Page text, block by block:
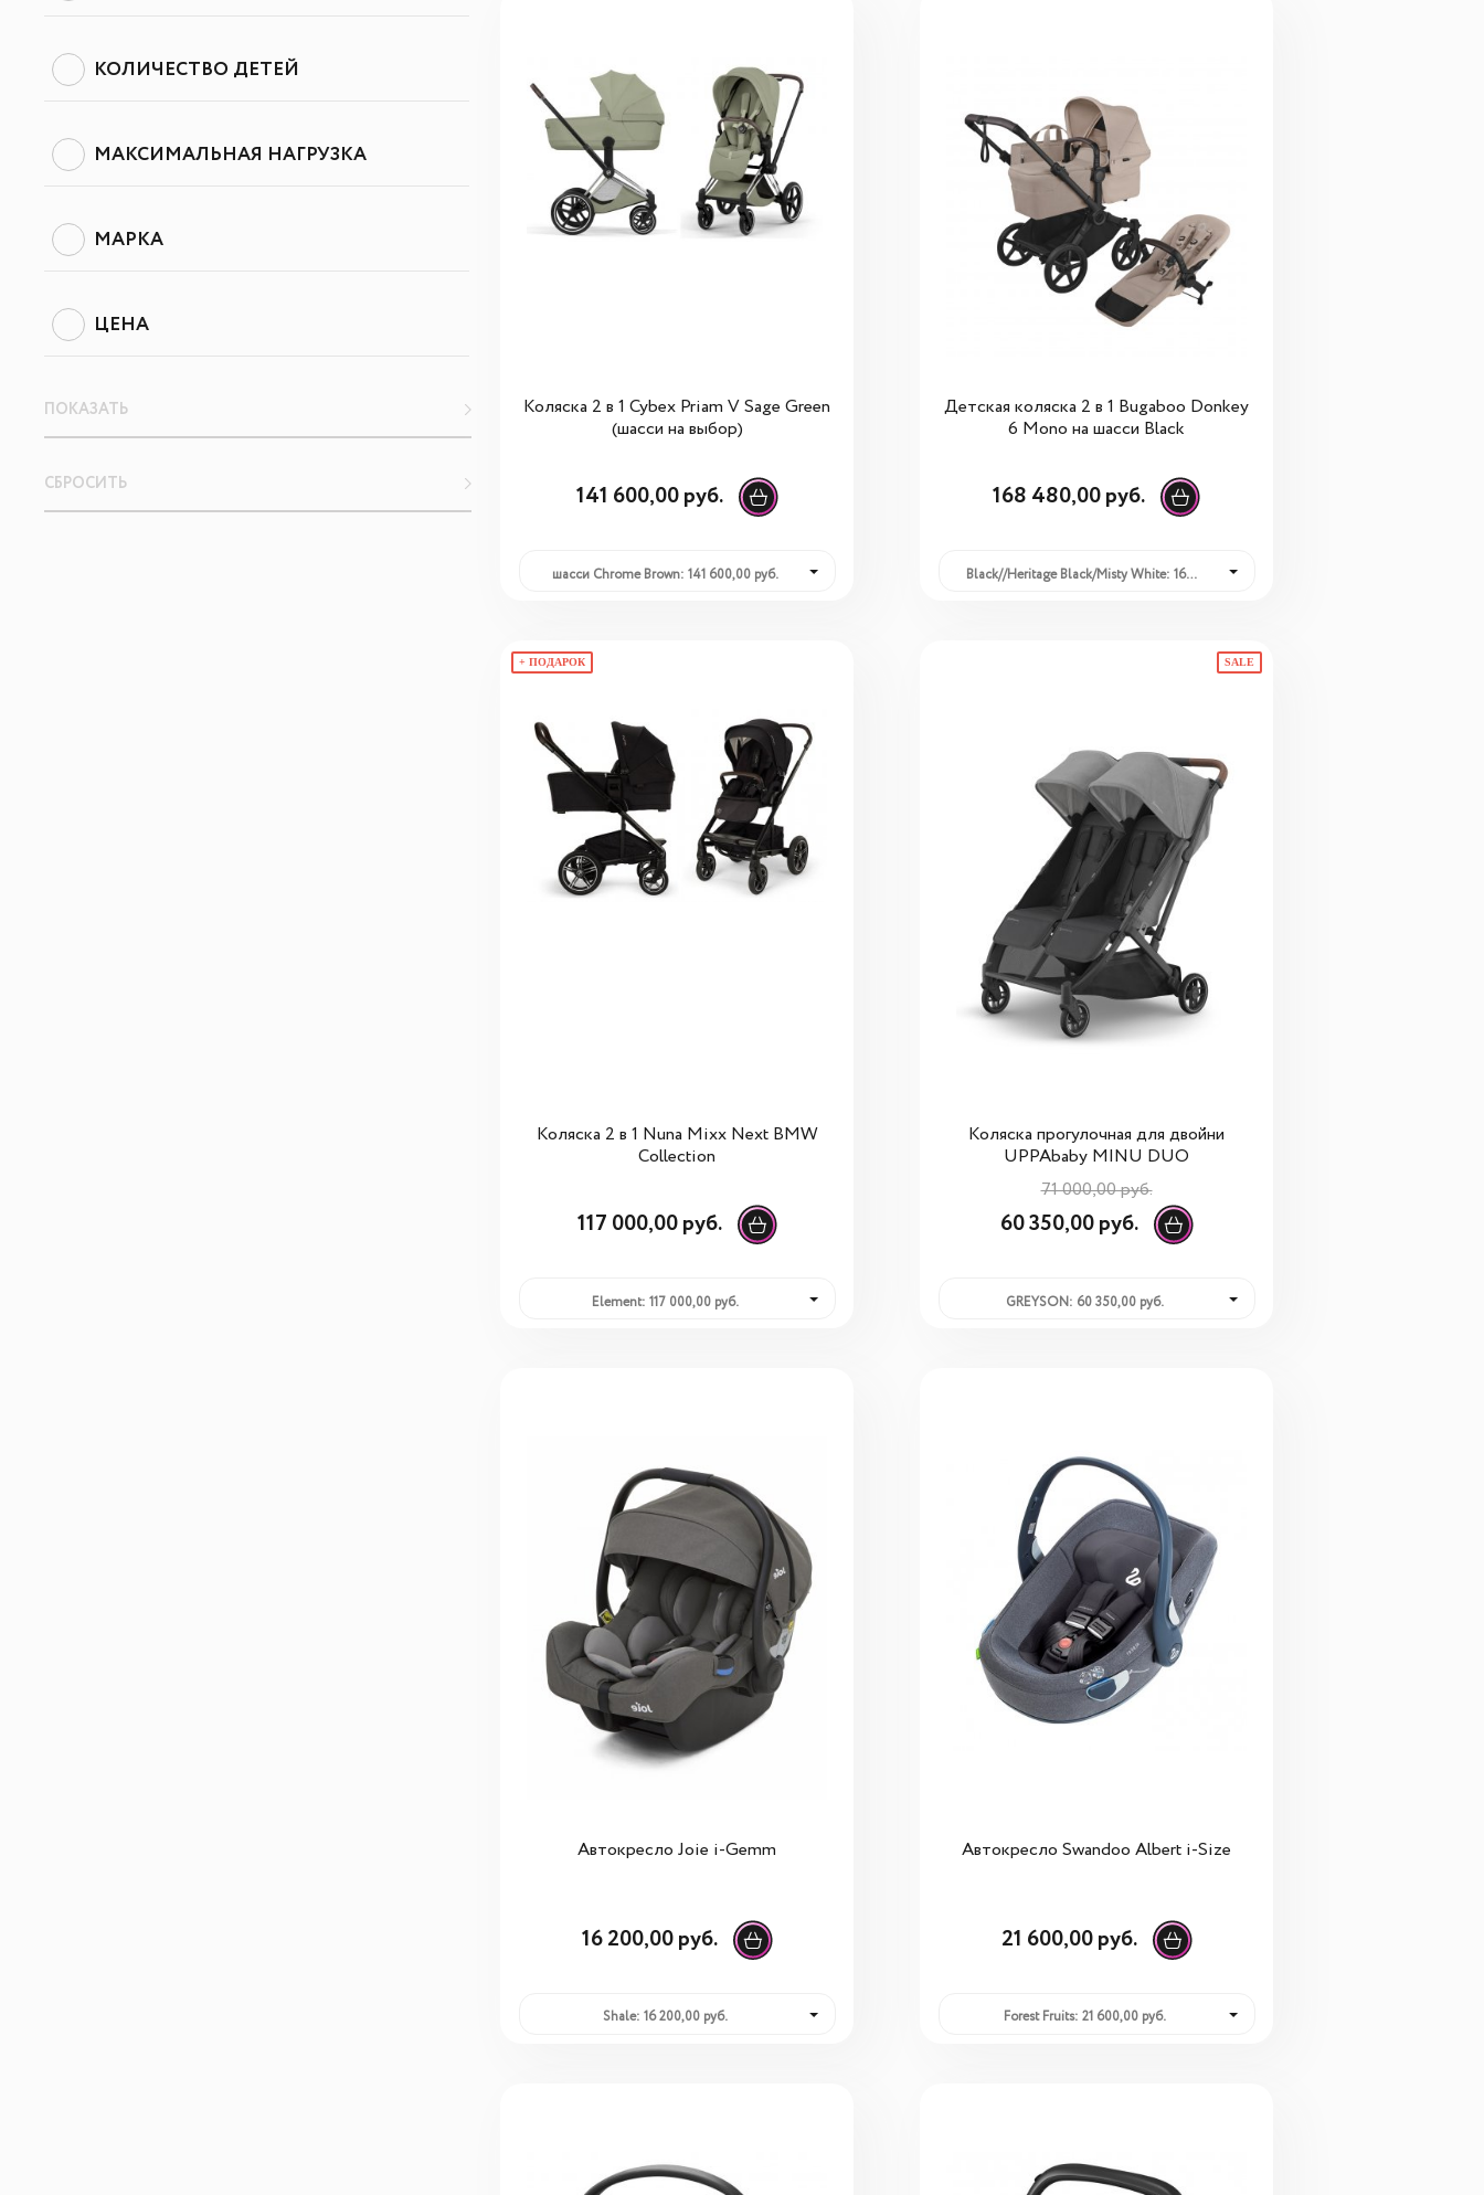
КОЛИЧЕСТВО ДЕТЕЙ
МАКСИМАЛЬНАЯ НАГРУЗКА
МАРКА
ЦЕНА
ПОКАЗАТЬ
СБРОСИТЬ
Коляска 2 в 1 Cybex Priam V Sage Green
(шасси на выбор)
141 600,00 руб.
шасси Chrome Brown: 141 600,00 руб.
Детская коляска 2 в 1 Bugaboo Donkey
6 Mono на шасси Black
168 480,00 руб.
Black//Heritage Black/Misty White: 168 480,00 руб.
+ ПОДАРОК
Коляска 2 в 1 Nuna Mixx Next BMW
Collection
117 000,00 руб.
Element: 117 000,00 руб.
SALE
Коляска прогулочная для двойни
UPPAbaby MINU DUO
71 000,00 руб.
60 350,00 руб.
GREYSON: 60 350,00 руб.
Автокресло Joie i-Gemm
16 200,00 руб.
Shale: 16 200,00 руб.
Автокресло Swandoo Albert i-Size
21 600,00 руб.
Forest Fruits: 21 600,00 руб.